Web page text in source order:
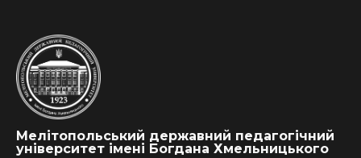
Мелітопольський державний педагогічний
університет імені Богдана Хмельницького